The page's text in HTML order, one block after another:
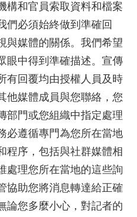
構和官員索取資料和檔案
們必須始終做到準確回
與媒體的關係。我們希望
眼中得到準確描述。宣傳
有回覆均由授權人員及時
他媒體成員與您聯絡，您
部門或您組織中指定處理
必遵循專門為您所在當地
程序，包括與社群媒體相
處理您所在當地的這些詢
協助您將消息轉達給正確
論您多麼小心，對記者的